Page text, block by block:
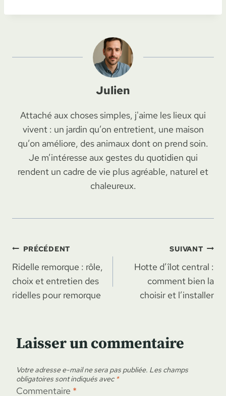
Julien
Attaché aux choses simples, j'aime les lieux qui
vivent : un jardin qu’on entretient, une maison
qu’on améliore, des animaux dont on prend soin.
Je m’intéresse aux gestes du quotidien qui
rendent un cadre de vie plus agréable, naturel et
chaleureux.
Navigation
de
l’article
PRÉCÉDENT
Ridelle remorque : rôle,
choix et entretien des
ridelles pour remorque
SUIVANT
Hotte d’îlot central :
comment bien la
choisir et l’installer
Laisser un commentaire
Votre adresse e-mail ne sera pas publiée. Les champs
obligatoires sont indiqués avec *
Commentaire *